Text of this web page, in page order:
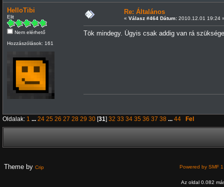
HelloTibi
Elit
Nem elérhető
Hozzászólások: 161
Re: Általános
« Válasz #464 Dátum:2010.12.01 19:24
Tök mindegy. Úgyis csak addig van rá
Oldalak: 1 ... 24 25 26 27 28 29 30[31] 32 33 34 35 36 37 38 ... 44 Fel
Theme by Crip Powered by SMF
Az oldal 0.082